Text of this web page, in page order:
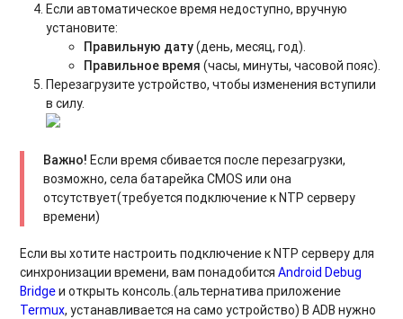
Если автоматическое время недоступно, вручную
установите:
Правильную дату(день, месяц, год).
Правильное время (часы, минуты, часовой пояс).
Перезагрузите устройство, чтобы изменения вступили
в силу.
Важно! Если время сбивается после перезагрузки,
возможно, села батарейка CMOS или она
отсутствует(требуется подключение к NTP серверу
времени)
Если вы хотите настроить подключение к NTP серверу для
синхронизации времени, вам понадобитсяAndroid Debug
Bridgeи открыть консоль.(альтернатива приложение
Termux, устанавливается на само устройство) В ADB нужно